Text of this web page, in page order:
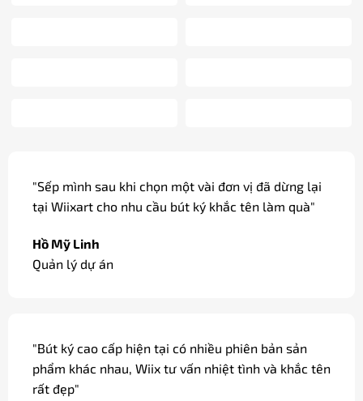
"Sếp mình sau khi chọn một vài đơn vị đã dừng lại
tại Wiixart cho nhu cầu bút ký khắc tên làm quà"
Hồ Mỹ Linh
Quản lý dự án
"Bút ký cao cấp hiện tại có nhiều phiên bản sản
phẩm khác nhau, Wiix tư vấn nhiệt tình và khắc tên
rất đẹp"